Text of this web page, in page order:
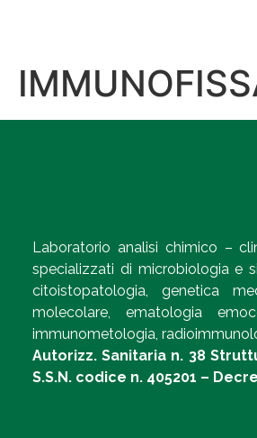
Laboratorio analisi chimico –
specializzati di microbiologia e
citoistopatologia, genetica
molecolare, ematologia
immunometologia,
Autorizz. Sanitaria n. 38
S.S.N. codice n. 405201 –